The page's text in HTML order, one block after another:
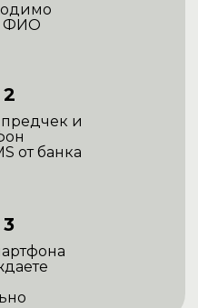
ФИО
и
от банка